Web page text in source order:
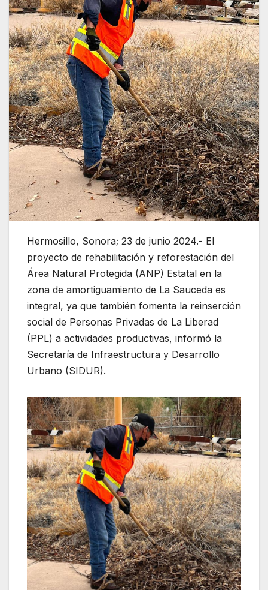
Hermosillo, Sonora; 23 de junio 2024.- El
proyecto de rehabilitación y reforestación del
Área Natural Protegida (ANP) Estatal en la
zona de amortiguamiento de La Sauceda es
integral, ya que también fomenta la reinserción
social de Personas Privadas de La Liberad
(PPL) a actividades productivas, informó la
Secretaría de Infraestructura y Desarrollo
Urbano (SIDUR).